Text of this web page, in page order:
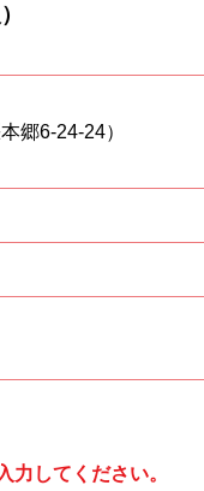
郷6-24-24）
してください。